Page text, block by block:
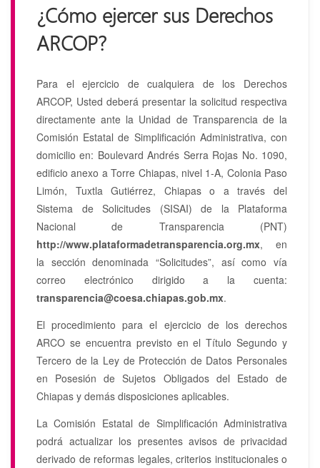
¿Cómo ejercer sus Derechos
ARCOP?
Para el ejercicio de cualquiera de los Derechos
ARCOP, Usted deberá presentar la solicitud respectiva
directamente ante la Unidad de Transparencia de la
Comisión Estatal de Simplificación Administrativa, con
domicilio en: Boulevard Andrés Serra Rojas No. 1090,
edificio anexo a Torre Chiapas, nivel 1-A, Colonia Paso
Limón, Tuxtla Gutiérrez, Chiapas o a través del
Sistema de Solicitudes (SISAI) de la Plataforma
Nacional de Transparencia (PNT)
http://www.plataformadetransparencia.org.mx, en
la sección denominada “Solicitudes”, así como vía
correo electrónico dirigido a la cuenta:
transparencia@coesa.chiapas.gob.mx.
El procedimiento para el ejercicio de los derechos
ARCO se encuentra previsto en el Título Segundo y
Tercero de la Ley de Protección de Datos Personales
en Posesión de Sujetos Obligados del Estado de
Chiapas y demás disposiciones aplicables.
La Comisión Estatal de Simplificación Administrativa
podrá actualizar los presentes avisos de privacidad
derivado de reformas legales, criterios institucionales o